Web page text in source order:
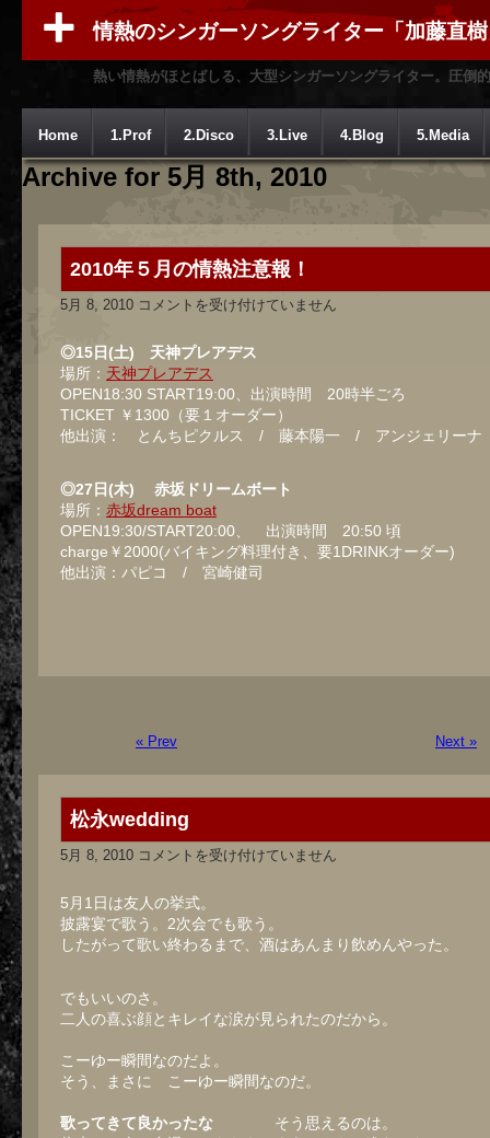
情熱のシンガーソングライター「加藤直
熱い情熱がほとばしる、大型シンガーソングライター。圧倒
Home 1.Prof 2.Disco 3.Live 4.Blog 5.Media
Archive for 5月 8th, 2010
2010年５月の情熱注意報！
5月 8, 2010 2010
情
熱
注
意
報！
コメントを受け付けていません
◎15日(土) 天神プレアデス
場所： 天神プレアデス
OPEN18:30 START19:00、出演時間 20時半ごろ
TICKET ￥1300（要１オーダー）
他出演： とんちピクルス / 藤本陽一 / アンジェリーナ
◎27日(木) 赤坂ドリームボート
場所： 赤坂dream boat
OPEN19:30/START20:00、 出演時間 20:50 頃
charge￥2000(バイキング料理付き、要1DRINKオーダー)
他出演：パピコ / 宮崎健司
« Prev Next »
松永wedding
5月 8, 2010 松
は
コメントを受け付けていません
5月1日は友人の挙式。
披露宴で歌う。2次会でも歌う。
したがって歌い終わるまで、酒はあんまり飲めんやった。
でもいいのさ。
二人の喜ぶ顔とキレイな涙が見られたのだから。
こーゆー瞬間なのだよ。
そう、まさに こーゆー瞬間なのだ。
歌ってきて良かったな そう思えるのは。